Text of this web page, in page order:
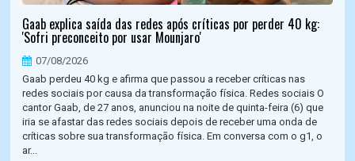
Gaab explica saída das redes após críticas por perder 40 kg:
'Sofri preconceito por usar Mounjaro'
07/08/2026
Gaab perdeu 40 kg e afirma que passou a receber críticas nas
redes sociais por causa da transformação física. Redes sociais O
cantor Gaab, de 27 anos, anunciou na noite de quinta-feira (6) que
iria se afastar das redes sociais depois de receber uma onda de
críticas sobre sua transformação física. Em conversa com o g1, o
ar...